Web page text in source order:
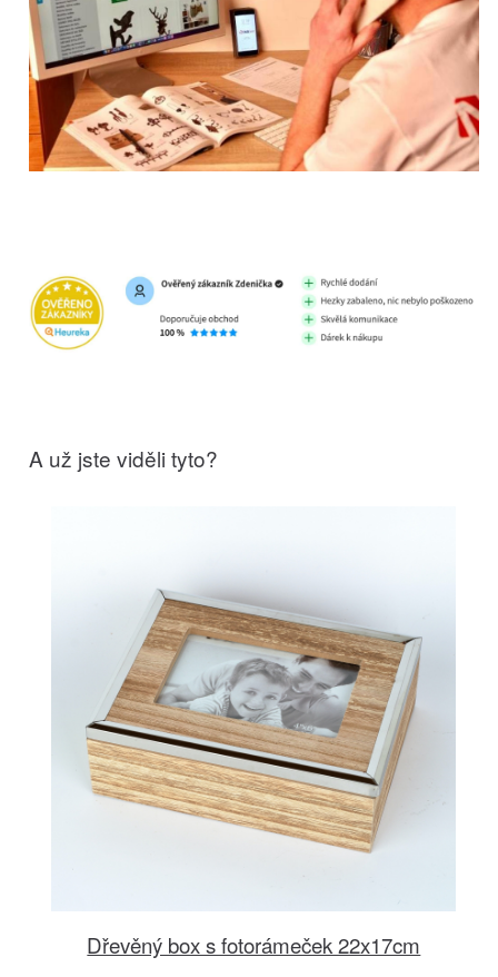
A už jste viděli tyto?
Dřevěný box s fotorámeček 22x17cm